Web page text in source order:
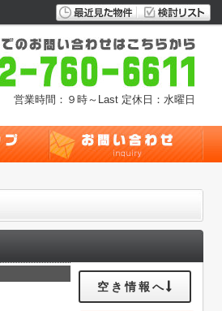
営業時間：９時～Last 定休日：水曜日
空き情報へ